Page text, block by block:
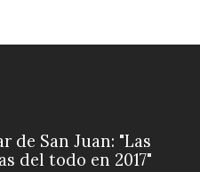
de San Juan: "Las
del todo en 2017"